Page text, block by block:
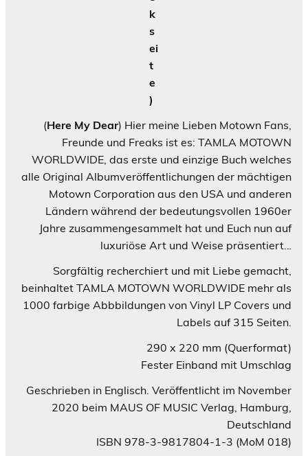
k
s
ei
t
e
)
(Here My Dear) Hier meine Lieben Motown Fans,
Freunde und Freaks ist es: TAMLA MOTOWN
WORLDWIDE, das erste und einzige Buch welches
alle Original Albumveröffentlichungen der mächtigen
Motown Corporation aus den USA und anderen
Ländern während der bedeutungsvollen 1960er
Jahre zusammengesammelt hat und Euch nun auf
luxuriöse Art und Weise präsentiert…
Sorgfältig recherchiert und mit Liebe gemacht,
beinhaltet TAMLA MOTOWN WORLDWIDE mehr als
1000 farbige Abbbildungen von Vinyl LP Covers und
Labels auf 315 Seiten.
290 x 220 mm (Querformat)
Fester Einband mit Umschlag
Geschrieben in Englisch. Veröffentlicht im November
2020 beim MAUS OF MUSIC Verlag, Hamburg,
Deutschland
ISBN 978-3-9817804-1-3 (MoM 018)